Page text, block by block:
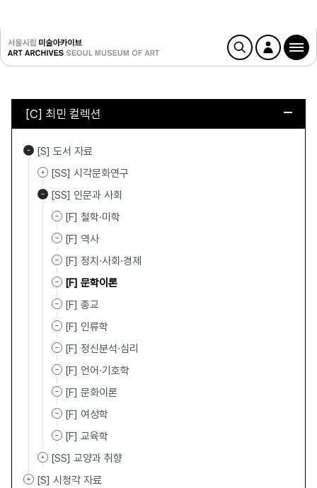
[C] 최민 컬렉션
[S] 도서 자료
[SS] 시각문화연구
[SS] 인문과 사회
[F] 철학·미학
[F] 역사
[F] 정치·사회·경제
[F] 문학이론
[F] 종교
[F] 인류학
[F] 정신분석·심리
[F] 언어·기호학
[F] 문화이론
[F] 여성학
[F] 교육학
[SS] 교양과 취향
[S] 시청각 자료